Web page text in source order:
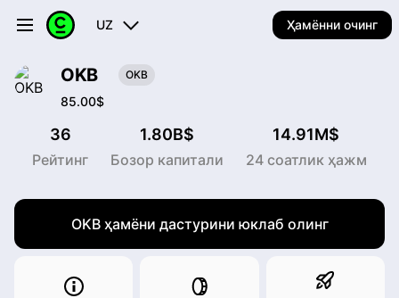
UZ Ҳамённи очинг
OKB OKB
85.00$
36
Рейтинг
1.80B$
Бозор капитали
14.91M$
24 соатлик ҳажм
OKB ҳамёни дастурини юклаб олинг